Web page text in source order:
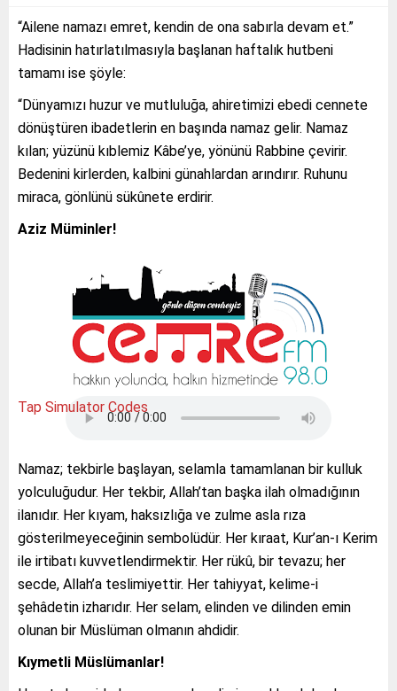
“Ailene namazı emret, kendin de ona sabırla devam et.”
Hadisinin hatırlatılmasıyla başlanan haftalık hutbeni
tamamı ise şöyle:
“Dünyamızı huzur ve mutluluğa, ahiretimizi ebedi cennete
dönüştüren ibadetlerin en başında namaz gelir. Namaz
kılan; yüzünü kıblemiz Kâbe’ye, yönünü Rabbine çevirir.
Bedenini kirlerden, kalbini günahlardan arındırır. Ruhunu
miraca, gönlünü sükûnete erdirir.
Aziz Müminler!
Tap Simulator Codes
Namaz; tekbirle başlayan, selamla tamamlanan bir kulluk
yolculuğudur. Her tekbir, Allah’tan başka ilah olmadığının
ilanıdır. Her kıyam, haksızlığa ve zulme asla rıza
gösterilmeyeceğinin sembolüdür. Her kıraat, Kur’an-ı Kerim
ile irtibatı kuvvetlendirmektir. Her rükû, bir tevazu; her
secde, Allah’a teslimiyettir. Her tahiyyat, kelime-i
şehâdetin izharıdır. Her selam, elinden ve dilinden emin
olunan bir Müslüman olmanın ahdidir.
Kıymetli Müslümanlar!